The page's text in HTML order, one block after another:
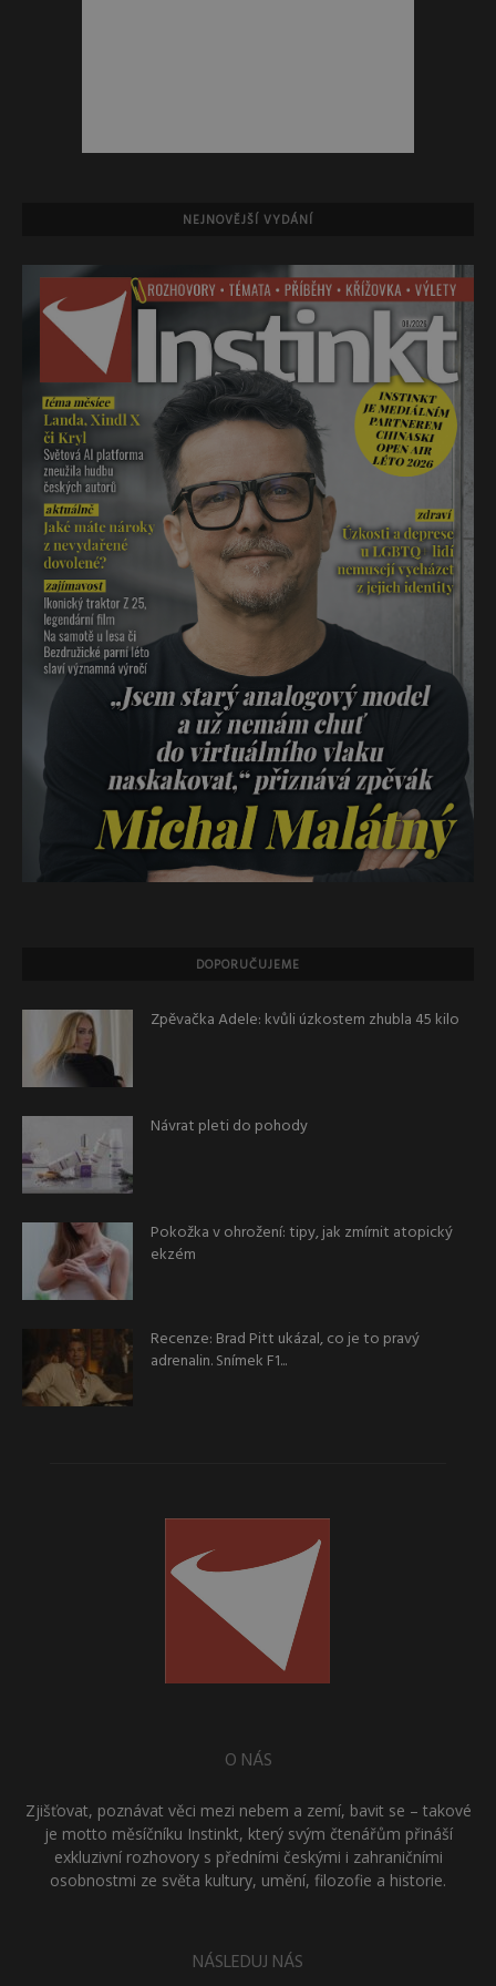
NEJNOVĚJŠÍ VYDÁNÍ
DOPORUČUJEME
Zpěvačka Adele: kvůli úzkostem zhubla 45 kilo
Návrat pleti do pohody
Pokožka v ohrožení: tipy, jak zmírnit atopický
ekzém
Recenze: Brad Pitt ukázal, co je to pravý
adrenalin. Snímek F1...
O NÁS
Zjišťovat, poznávat věci mezi nebem a zemí, bavit se – takové
je motto měsíčníku Instinkt, který svým čtenářům přináší
exkluzivní rozhovory s předními českými i zahraničními
osobnostmi ze světa kultury, umění, filozofie a historie.
NÁSLEDUJ NÁS